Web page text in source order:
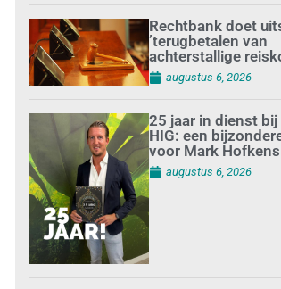
Rechtbank doet
’terugbetalen van
achterstallige
augustus 6, 2026
25 jaar in dienst
HIG: een
voor Mark Hofkens
augustus 6, 2026